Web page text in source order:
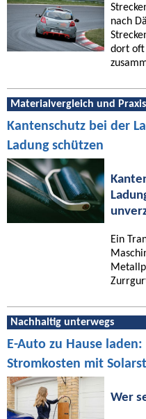
nach
dort oft
Materialvergleich und
Kantenschutz bei der
Ladung schützen
Ein
Nachhaltig unterwegs
E-Auto zu Hause laden:
Stromkosten mit
Wer